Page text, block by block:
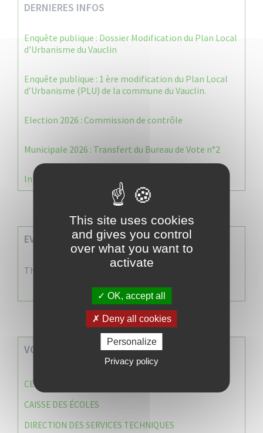
DERNIERES INFOS
Enquête publique : Dossier Modification du Plan Local
d’Urbanisme du Vauclin
Enquête publique : 1 ère modification du Plan Local
d’Urbanisme (PLU) de la commune du Vauclin.
Election 2026 : Commission de contrôle
Municipale 2026 : Transfert du Bureau de Vote n°2
Information Élections – Carte Électorale
EVENEMENTS A VENIR
There are no events
VOS SERVICES MUNICIPAUX
CENTRE COMMUNAL D’ACTION SOCIALE (C.C.A.S)
CAISSE DES ÉCOLES
DIRECTION DES SERVICES TECHNIQUES
This site uses cookies
and gives you control
over what you want to
activate
OK, accept all
Deny all cookies
Personalize
Privacy policy